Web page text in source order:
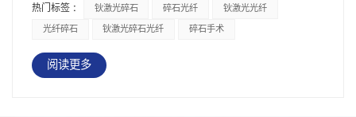
而效率大为提高。它可以通过膀胱镜、输尿管镜及经皮肾镜
直接碎石，不会造成组织损伤。而且钬激光光纤是可弯曲
的，所以它对任何部位的输尿管结石、肾结石均可进行有效
治疗。 研究表明，腔镜下钬激光碎石单次成功率在95％以
热门标签 : 钬激光碎石 碎石光纤
钬激光光纤
光纤碎石
钬激光碎石光纤 碎石手术
阅读更多